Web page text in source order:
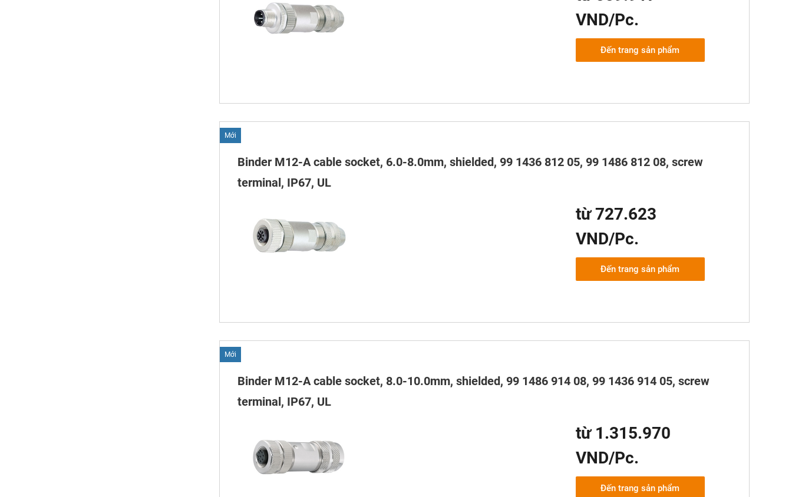
VND/Pc.
Đến trang sản phẩm
Mới
Binder M12-A cable socket, 6.0-8.0mm, shielded, 99 1436 812 05, 99 1486 812 08, screw
terminal, IP67, UL
từ 727.623
VND/Pc.
Đến trang sản phẩm
Mới
Binder M12-A cable socket, 8.0-10.0mm, shielded, 99 1486 914 08, 99 1436 914 05, screw
terminal, IP67, UL
từ 1.315.970
VND/Pc.
Đến trang sản phẩm